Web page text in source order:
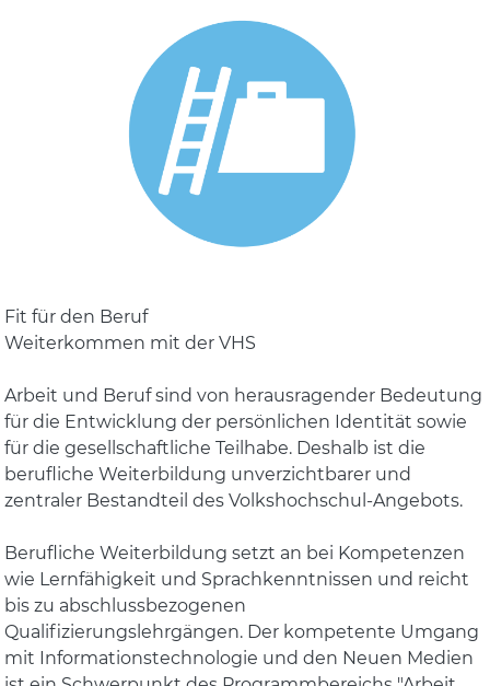
Fit für den Beruf
Weiterkommen mit der VHS
Arbeit und Beruf sind von herausragender Bedeutung
für die Entwicklung der persönlichen Identität sowie
für die gesellschaftliche Teilhabe. Deshalb ist die
berufliche Weiterbildung unverzichtbarer und
zentraler Bestandteil des Volkshochschul-Angebots.
Berufliche Weiterbildung setzt an bei Kompetenzen
wie Lernfähigkeit und Sprachkenntnissen und reicht
bis zu abschlussbezogenen
Qualifizierungslehrgängen. Der kompetente Umgang
mit Informationstechnologie und den Neuen Medien